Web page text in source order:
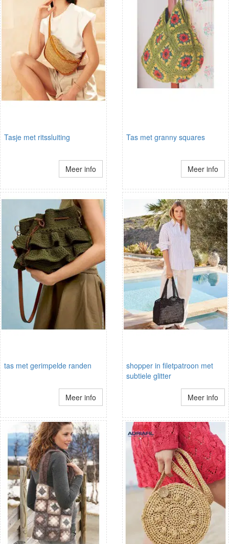
Tasje met ritssluiting
Meer info
Tas met granny squares
Meer info
tas met gerimpelde randen
Meer info
shopper in filetpatroon met
subtiele glitter
Meer info